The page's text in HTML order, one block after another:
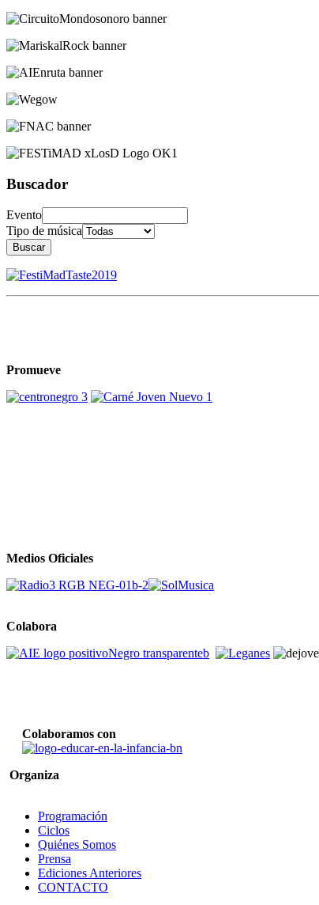
Buscador
Evento
Tipo de música
Buscar
Promueve
Medios Oficiales
Colabora
Colaboramos con
Organiza
Programación
Ciclos
Quiénes Somos
Prensa
Ediciones Anteriores
CONTACTO